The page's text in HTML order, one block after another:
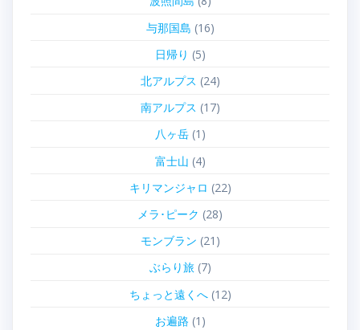
与那国島 (16)
日帰り (5)
北アルプス (24)
南アルプス (17)
八ヶ岳(1)
富士山 (4)
キリマンジャロ (22)
メラ･ピーク (28)
モンブラン (21)
ぶらり旅(7)
ちょっと遠くへ(12)
お遍路 (1)